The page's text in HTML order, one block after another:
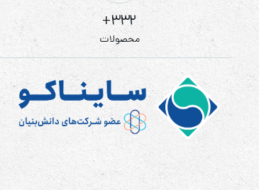
332+
محصولات